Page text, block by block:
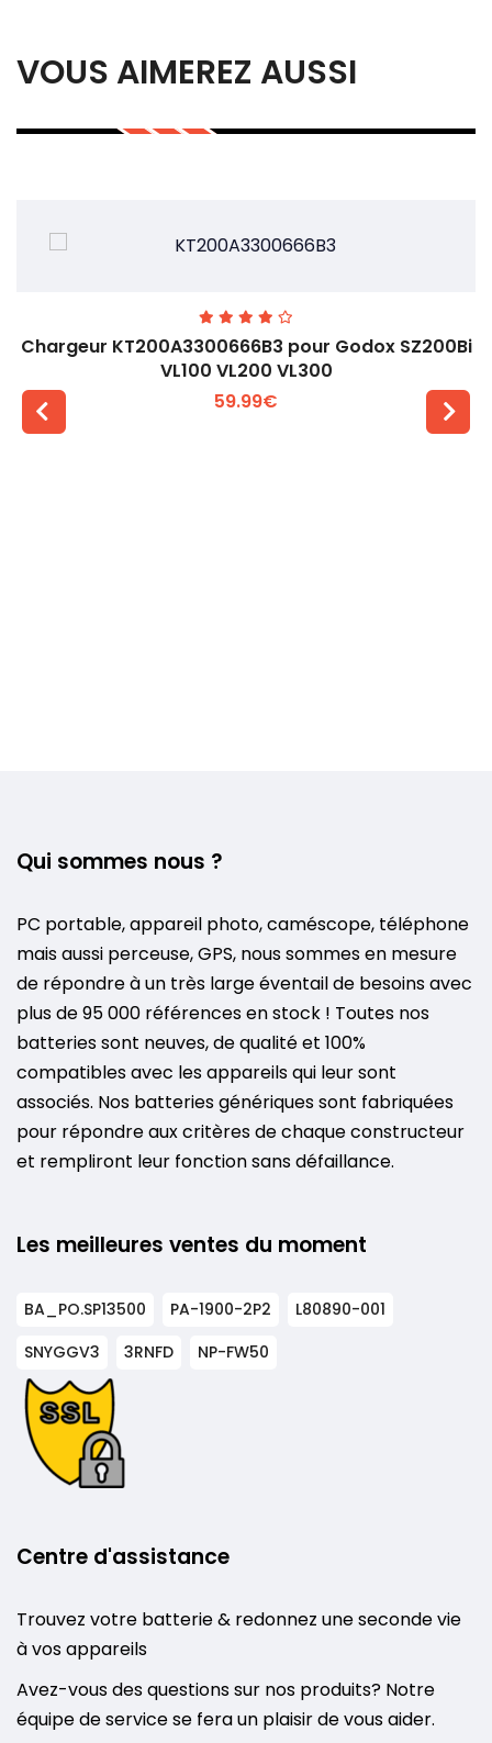
VOUS AIMEREZ AUSSI
Chargeur KT200A3300666B3 pour Godox SZ200Bi
VL100 VL200 VL300
59.99€
Qui sommes nous ?
PC portable, appareil photo, caméscope, téléphone
mais aussi perceuse, GPS, nous sommes en mesure
de répondre à un très large éventail de besoins avec
plus de 95 000 références en stock ! Toutes nos
batteries sont neuves, de qualité et 100%
compatibles avec les appareils qui leur sont
associés. Nos batteries génériques sont fabriquées
pour répondre aux critères de chaque constructeur
et rempliront leur fonction sans défaillance.
Les meilleures ventes du moment
BA_PO.SP13500 PA-1900-2P2
L80890-001
SNYGGV3
3RNFD NP-FW50
Centre d'assistance
Trouvez votre batterie & redonnez une seconde vie
à vos appareils
Avez-vous des questions sur nos produits? Notre
équipe de service se fera un plaisir de vous aider.